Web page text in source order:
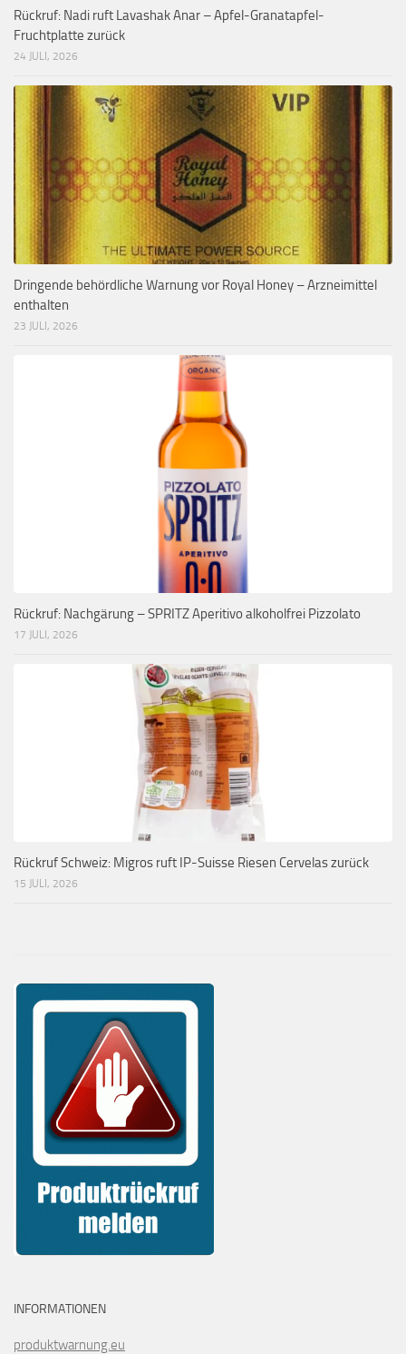
Rückruf: Nadi ruft Lavashak Anar – Apfel-Granatapfel-
Fruchtplatte zurück
24 JULI, 2026
Dringende behördliche Warnung vor Royal Honey – Arzneimittel
enthalten
23 JULI, 2026
Rückruf: Nachgärung – SPRITZ Aperitivo alkoholfrei Pizzolato
17 JULI, 2026
Rückruf Schweiz: Migros ruft IP-Suisse Riesen Cervelas zurück
15 JULI, 2026
INFORMATIONEN
produktwarnung.eu